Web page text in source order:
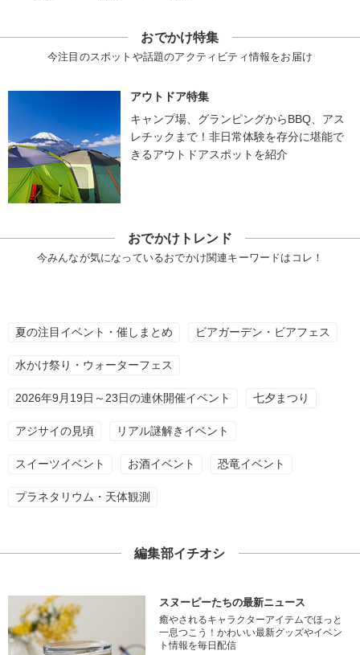
おでかけ特集
今注目のスポットや話題のアクティビティ情報をお届け
アウトドア特集
キャンプ場、グランピングからBBQ、アス
レチックまで！非日常体験を存分に堪能で
きるアウトドアスポットを紹介
おでかけトレンド
今みんなが気になっているおでかけ関連キーワードはコレ！
夏の注目イベント・催しまとめ ビアガーデン・ビアフェス
水かけ祭り・ウォーターフェス
2026年9月19日～23日の連休開催イベント 七夕まつり
アジサイの見頃 リアル謎解きイベント
スイーツイベント お酒イベント 恐竜イベント
プラネタリウム・天体観測
編集部イチオシ
スヌーピーたちの最新ニュース
癒やされるキャラクターアイテムでほっと
一息つこう！かわいい最新グッズやイベン
ト情報を毎日配信